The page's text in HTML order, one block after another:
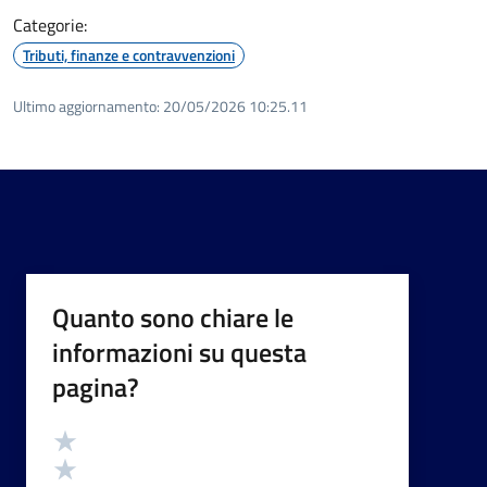
Categorie:
Tributi, finanze e contravvenzioni
Ultimo aggiornamento: 20/05/2026 10:25.11
Quanto sono chiare le
informazioni su questa
pagina?
Valutazione